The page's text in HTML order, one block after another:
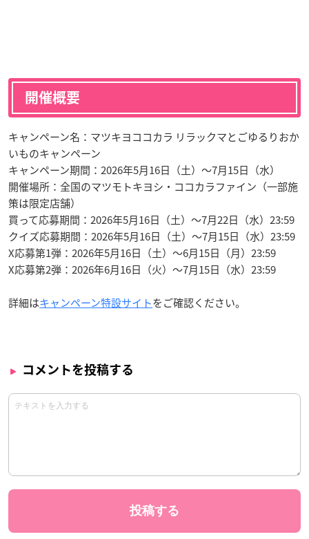
開催概要
キャンペーン名：マツキヨココカラ リラックマとごゆるりおか
いものキャンペーン
キャンペーン期間：2026年5月16日（土）～7月15日（水）
開催場所：全国のマツモトキヨシ・ココカラファイン（一部施
策は限定店舗）
買って応募期間：2026年5月16日（土）～7月22日（水）23:59
クイズ応募期間：2026年5月16日（土）～7月15日（水）23:59
X応募第1弾：2026年5月16日（土）～6月15日（月）23:59
X応募第2弾：2026年6月16日（火）～7月15日（水）23:59
詳細はキャンペーン特設サイトをご確認ください。
コメントを投稿する